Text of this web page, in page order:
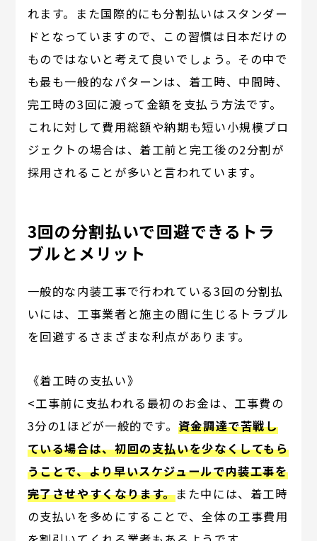
れます。また国際的にも分割払いはスタンダー
ドとなっていますので、この習慣は日本だけの
ものではないと考えて良いでしょう。その中で
も最も一般的なパターンは、着工時、中間時、
完工時の3回に渡って金額を支払う方法です。
これに対して費用総額や納期も短い小規模プロ
ジェクトの場合は、着工前と完工後の2分割が
採用されることが多いと言われています。
3回の分割払いで回避できるトラ
ブルとメリット
一般的な内装工事で行われている3回の分割払
いには、工事業者と施主の間に生じるトラブル
を回避するさまざまな利点があります。
《着工時の支払い》
<工事前に支払われる最初のお金は、工事費の
3分の1ほどが一般的です。 資金調達で苦戦し
ている場合は、初回の支払いを少なくしてもら
うことで、より早いスケジュールで内装工事を
完了させやすくなります。また中には、着工時
の支払いを多めにすることで、全体の工事費用